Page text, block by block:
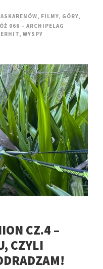
, FILMY, GÓRY,
066 – ARCHIPELAG
, WYSPY
CZ.4 –
CZYLI